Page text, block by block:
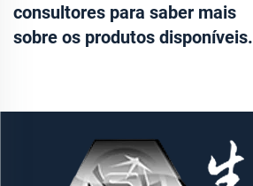
consultores para saber mais
sobre os produtos disponíveis.